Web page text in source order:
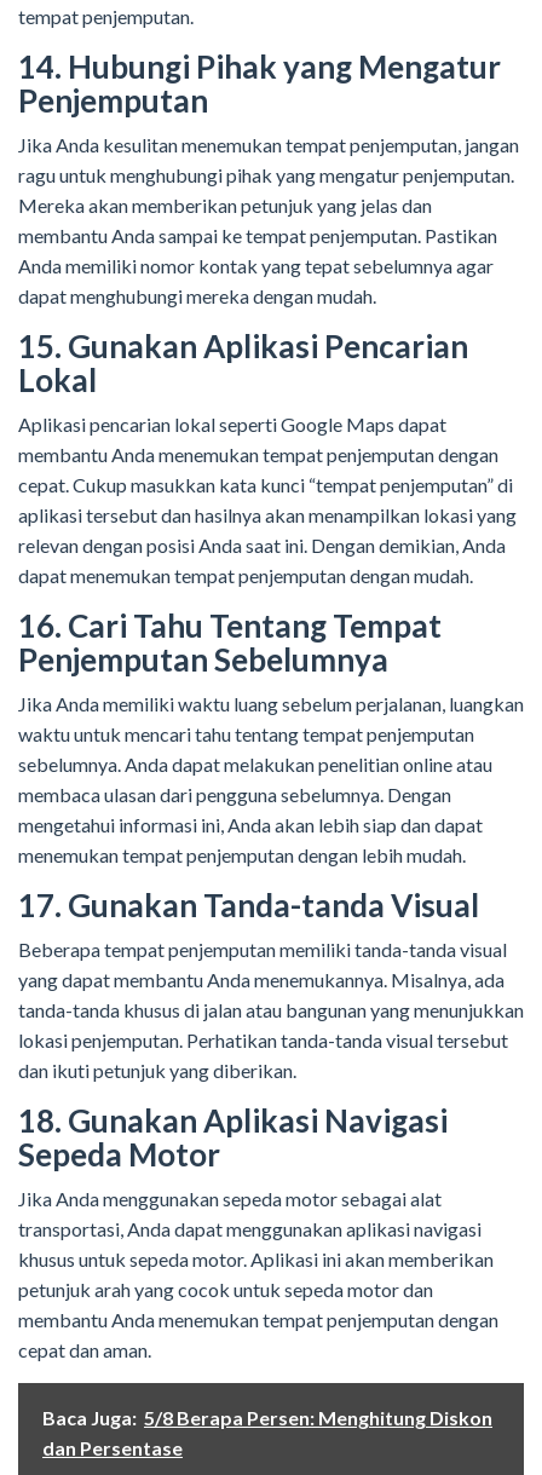
tempat penjemputan.
14. Hubungi Pihak yang Mengatur
Penjemputan
Jika Anda kesulitan menemukan tempat penjemputan, jangan
ragu untuk menghubungi pihak yang mengatur penjemputan.
Mereka akan memberikan petunjuk yang jelas dan
membantu Anda sampai ke tempat penjemputan. Pastikan
Anda memiliki nomor kontak yang tepat sebelumnya agar
dapat menghubungi mereka dengan mudah.
15. Gunakan Aplikasi Pencarian
Lokal
Aplikasi pencarian lokal seperti Google Maps dapat
membantu Anda menemukan tempat penjemputan dengan
cepat. Cukup masukkan kata kunci “tempat penjemputan” di
aplikasi tersebut dan hasilnya akan menampilkan lokasi yang
relevan dengan posisi Anda saat ini. Dengan demikian, Anda
dapat menemukan tempat penjemputan dengan mudah.
16. Cari Tahu Tentang Tempat
Penjemputan Sebelumnya
Jika Anda memiliki waktu luang sebelum perjalanan, luangkan
waktu untuk mencari tahu tentang tempat penjemputan
sebelumnya. Anda dapat melakukan penelitian online atau
membaca ulasan dari pengguna sebelumnya. Dengan
mengetahui informasi ini, Anda akan lebih siap dan dapat
menemukan tempat penjemputan dengan lebih mudah.
17. Gunakan Tanda-tanda Visual
Beberapa tempat penjemputan memiliki tanda-tanda visual
yang dapat membantu Anda menemukannya. Misalnya, ada
tanda-tanda khusus di jalan atau bangunan yang menunjukkan
lokasi penjemputan. Perhatikan tanda-tanda visual tersebut
dan ikuti petunjuk yang diberikan.
18. Gunakan Aplikasi Navigasi
Sepeda Motor
Jika Anda menggunakan sepeda motor sebagai alat
transportasi, Anda dapat menggunakan aplikasi navigasi
khusus untuk sepeda motor. Aplikasi ini akan memberikan
petunjuk arah yang cocok untuk sepeda motor dan
membantu Anda menemukan tempat penjemputan dengan
cepat dan aman.
Baca Juga: 5/8 Berapa Persen: Menghitung Diskon
dan Persentase